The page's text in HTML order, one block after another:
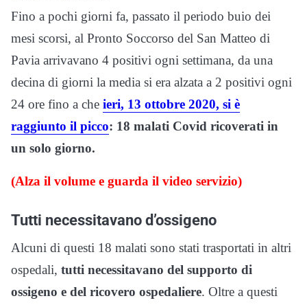
Fino a pochi giorni fa, passato il periodo buio dei
mesi scorsi, al Pronto Soccorso del San Matteo di
Pavia arrivavano 4 positivi ogni settimana, da una
decina di giorni la media si era alzata a 2 positivi ogni
24 ore fino a che ieri, 13 ottobre 2020, si è
raggiunto il picco: 18 malati Covid ricoverati in
un solo giorno.
(Alza il volume e guarda il video servizio)
Tutti necessitavano d’ossigeno
Alcuni di questi 18 malati sono stati trasportati in altri
ospedali, tutti necessitavano del supporto di
ossigeno e del ricovero ospedaliere. Oltre a questi